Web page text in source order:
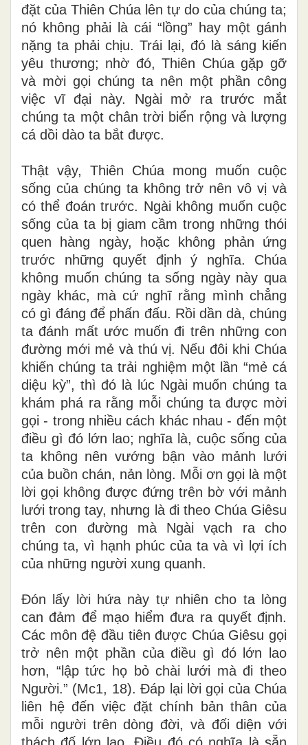
đặt của Thiên Chúa lên tự do của chúng ta;
nó không phải là cái “lồng” hay một gánh
nặng ta phải chịu. Trái lại, đó là sáng kiến
yêu thương; nhờ đó, Thiên Chúa gặp gỡ
và mời gọi chúng ta nên một phần công
việc vĩ đại này. Ngài mở ra trước mắt
chúng ta một chân trời biển rộng và lượng
cá dồi dào ta bắt được.
Thật vậy, Thiên Chúa mong muốn cuộc
sống của chúng ta không trở nên vô vị và
có thể đoán trước. Ngài không muốn cuộc
sống của ta bị giam cầm trong những thói
quen hàng ngày, hoặc không phản ứng
trước những quyết định ý nghĩa. Chúa
không muốn chúng ta sống ngày này qua
ngày khác, mà cứ nghĩ rằng mình chẳng
có gì đáng để phấn đấu. Rồi dần dà, chúng
ta đánh mất ước muốn đi trên những con
đường mới mẻ và thú vị. Nếu đôi khi Chúa
khiến chúng ta trải nghiệm một lần “mẻ cá
diệu kỳ”, thì đó là lúc Ngài muốn chúng ta
khám phá ra rằng mỗi chúng ta được mời
gọi - trong nhiều cách khác nhau - đến một
điều gì đó lớn lao; nghĩa là, cuộc sống của
ta không nên vướng bận vào mảnh lưới
của buồn chán, nản lòng. Mỗi ơn gọi là một
lời gọi không được đứng trên bờ với mảnh
lưới trong tay, nhưng là đi theo Chúa Giêsu
trên con đường mà Ngài vạch ra cho
chúng ta, vì hạnh phúc của ta và vì lợi ích
của những người xung quanh.
Đón lấy lời hứa này tự nhiên cho ta lòng
can đảm để mạo hiểm đưa ra quyết định.
Các môn đệ đầu tiên được Chúa Giêsu gọi
trở nên một phần của điều gì đó lớn lao
hơn, “lập tức họ bỏ chài lưới mà đi theo
Người.” (Mc1, 18). Đáp lại lời gọi của Chúa
liên hệ đến việc đặt chính bản thân của
mỗi người trên dòng đời, và đối diện với
thách đố lớn lao. Điều đó có nghĩa là sẵn